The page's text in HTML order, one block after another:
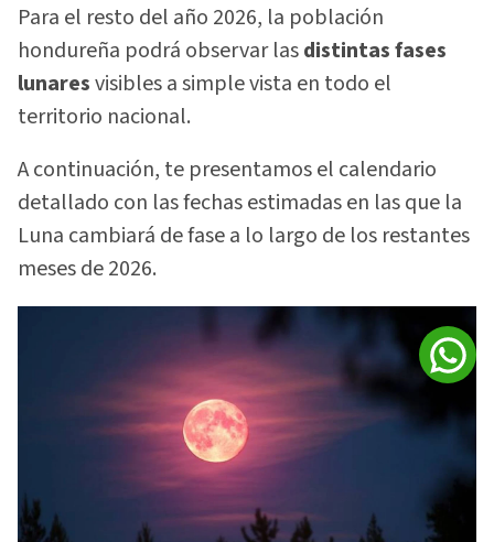
Para el resto del año 2026, la población
hondureña podrá observar lasdistintas fases
lunaresvisibles a simple vista en todo el
territorio nacional.
A continuación, te presentamos el calendario
detallado con las fechas estimadas en las que la
Luna cambiará de fase a lo largo de los restantes
meses de 2026.